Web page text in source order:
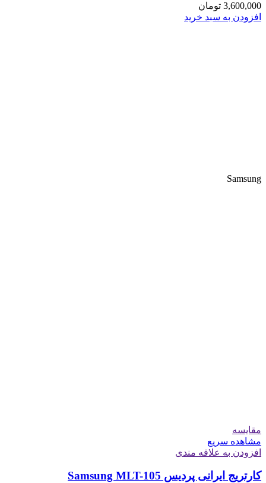
3,600,000 تومان
افزودن به سبد خرید
Samsung
مقایسه
مشاهده سریع
افزودن به علاقه مندی
کارتریج ایرانی پردیس Samsung MLT-105